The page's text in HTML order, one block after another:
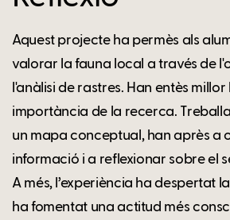
Aquest projecte ha permès als
valorar la fauna local a través de
l'anàlisi de rastres. Han entès
importància de la recerca.
un mapa conceptual, han après a
informació i a reflexionar sobre el
A més, l’experiència ha despertat
ha fomentat una actitud més